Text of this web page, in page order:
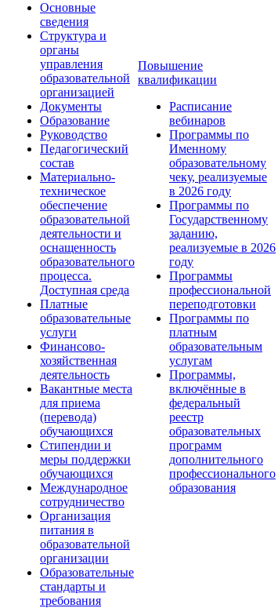
Основные
сведения
Структура и
органы
управления
образовательной
организацией
Документы
Образование
Руководство
Педагогический
состав
Материально-
техническое
обеспечение
образовательной
деятельности и
оснащенность
образовательного
процесса.
Доступная среда
Платные
образовательные
услуги
Финансово-
хозяйственная
деятельность
Вакантные места
для приема
(перевода)
обучающихся
Стипендии и
меры поддержки
обучающихся
Международное
сотрудничество
Организация
питания в
образовательной
организации
Образовательные
стандарты и
требования
Повышение
квалификации
Расписание
вебинаров
Программы по
Именному
образовательному
чеку, реализуемые
в 2026 году
Программы по
Государственному
заданию,
реализуемые в 2026
году
Программы
профессиональной
переподготовки
Программы по
платным
образовательным
услугам
Программы,
включённые в
федеральный
реестр
образовательных
программ
дополнительного
профессионального
образования